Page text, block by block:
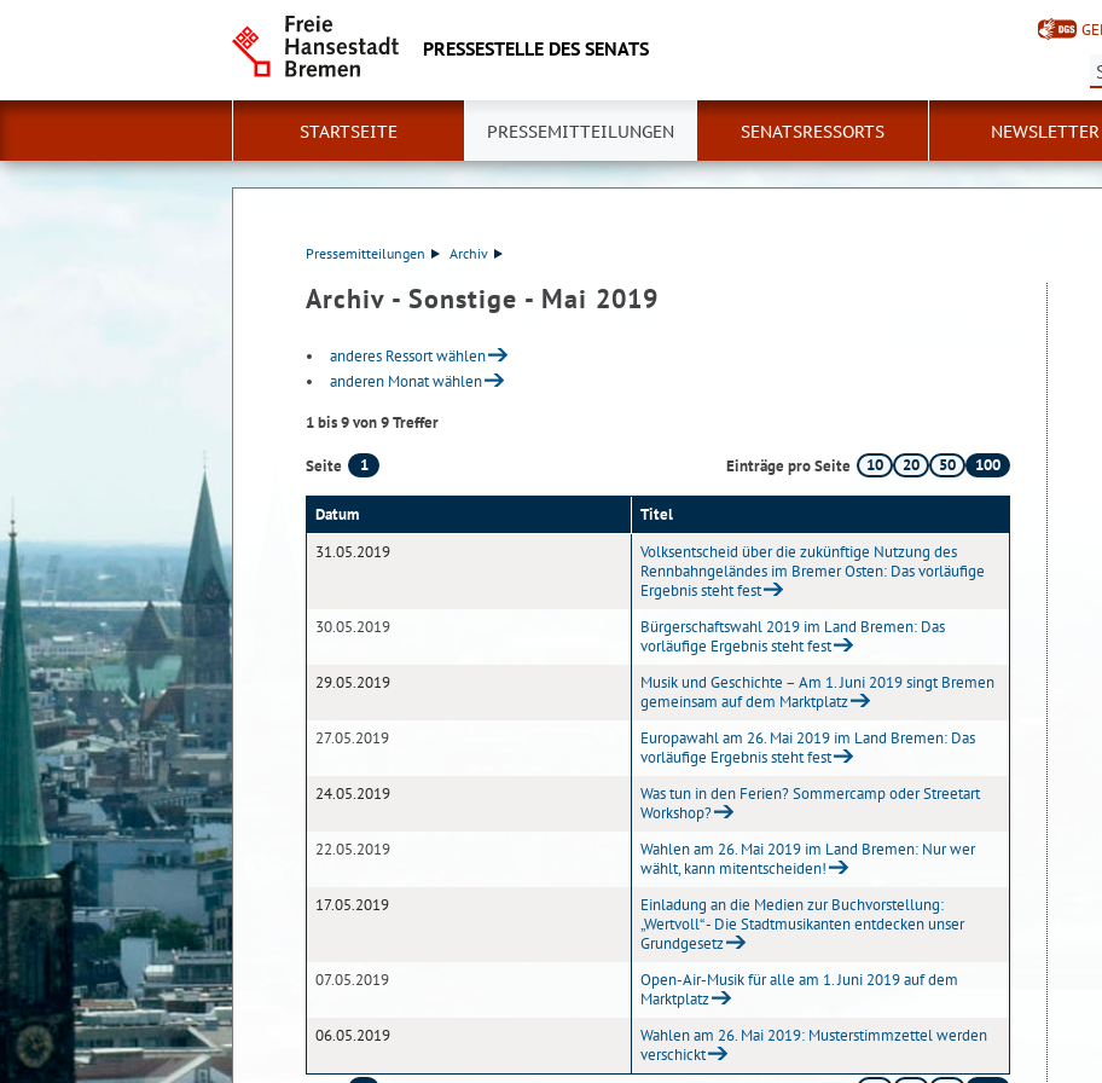
PRESSESTELLE DES SENATS
STARTSEITE PRESSEMITTEILUNGEN SENATSRESSORTS NEWSLETTER
Pressemitteilungen Archiv
Archiv - Sonstige - Mai 2019
anderes Ressort wählen
anderen Monat wählen
1 bis 9 von 9 Treffer
Seite 1 Einträge pro Seite 10 20 50 100
Datum
Titel
31.05.2019
Volksentscheid über die zukünftige Nutzung des
Rennbahngeländes im Bremer Osten: Das vorläufige
Ergebnis steht fest
30.05.2019
Bürgerschaftswahl 2019 im Land Bremen: Das
vorläufige Ergebnis steht fest
29.05.2019
Musik und Geschichte – Am 1. Juni 2019 singt Bremen
gemeinsam auf dem Marktplatz
27.05.2019
Europawahl am 26. Mai 2019 im Land Bremen: Das
vorläufige Ergebnis steht fest
24.05.2019
Was tun in den Ferien? Sommercamp oder Streetart
Workshop?
22.05.2019
Wahlen am 26. Mai 2019 im Land Bremen: Nur wer
wählt, kann mitentscheiden!
17.05.2019
Einladung an die Medien zur Buchvorstellung:
„Wertvoll“ - Die Stadtmusikanten entdecken unser
Grundgesetz
07.05.2019
Open-Air-Musik für alle am 1. Juni 2019 auf dem
Marktplatz
06.05.2019
Wahlen am 26. Mai 2019: Musterstimmzettel werden
verschickt